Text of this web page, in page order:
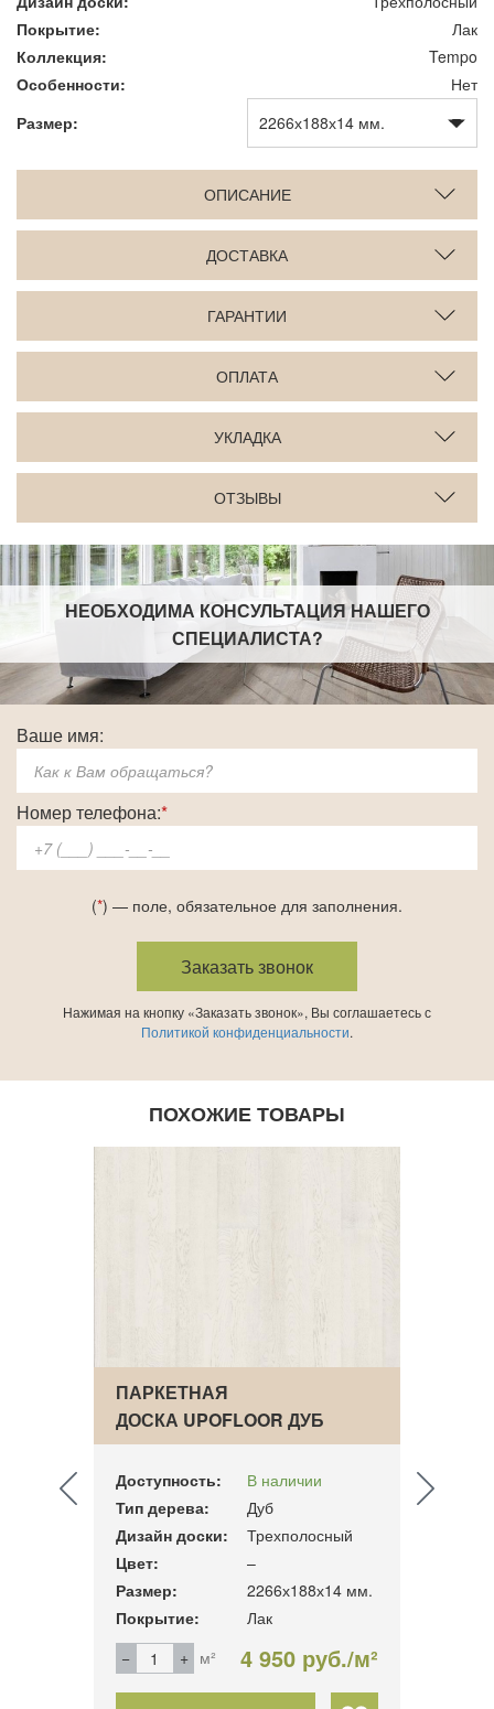
Покрытие:
Лак
Коллекция:
Tempo
Особенности:
Нет
Размер:
ОПИСАНИЕ
ДОСТАВКА
ГАРАНТИИ
ОПЛАТА
УКЛАДКА
ОТЗЫВЫ
НЕОБХОДИМА КОНСУЛЬТАЦИЯ НАШЕГО
СПЕЦИАЛИСТА?
Ваше имя:
Номер телефона:*
(*) — поле, обязательное для заполнения.
Нажимая на кнопку «Заказать звонок», Вы соглашаетесь с
Политикой конфиденциальности.
ПОХОЖИЕ ТОВАРЫ
ПАРКЕТНАЯ
ДОСКА UPOFLOOR ДУБ
WHITE MARBLE
Доступность:
В наличии
Тип дерева:
Дуб
Дизайн доски:
Трехполосный
Цвет:
–
Размер:
2266х188х14 мм.
Покрытие:
Лак
м²
4 950 руб./м²